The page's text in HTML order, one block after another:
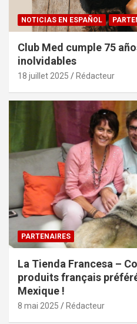
NOTICIAS EN ESPAÑOL
Club Med cumple 75
inolvidables
18 juillet 2025 Rédacteur
PARTENAIRES
La Tienda Francesa –
produits français
Mexique !
8 mai 2025 Rédacteur